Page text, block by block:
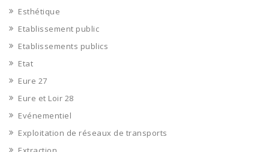
Esthétique
Etablissement public
Etablissements publics
Etat
Eure 27
Eure et Loir 28
Evénementiel
Exploitation de réseaux de transports